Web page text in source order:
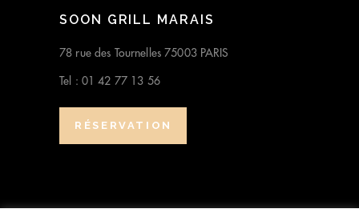
SOON GRILL MARAIS
78 rue des Tournelles 75003 PARIS
Tel : 01 42 77 13 56
RÉSERVATION